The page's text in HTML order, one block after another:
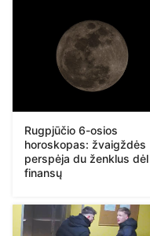
Rugpjūčio 6-osios
horoskopas: žvaigždės
perspėja du ženklus dėl
finansų